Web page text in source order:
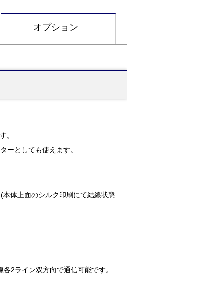
オプション
。
ーとしても使えます。
体上面のシルク印刷にて結線状態
2ライン双方向で通信可能です。